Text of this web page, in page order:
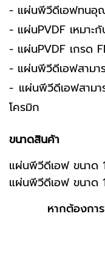
- แผ่นพีวีดีเอฟทนอุ
- แผ่นPVDF เหมาะ
- แผ่นPVDF เกรด
- แผ่นพีวีดีเอฟสามา
- แผ่นพีวีดีเอฟสาม
โครมิก
ขนาดสินค้า
แผ่นพีวีดีเอฟ ขนาด
แผ่นพีวีดีเอฟ ขนาด
หากต้องกา